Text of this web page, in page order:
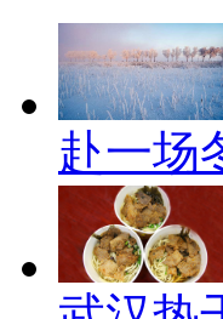
赴一场